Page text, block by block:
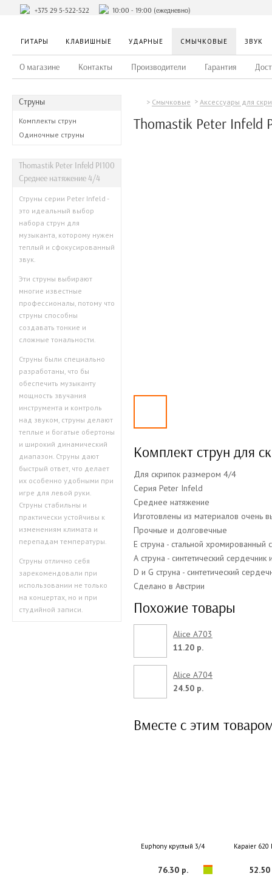
+375 29 5-522-522 10:00 - 19:00 (ежедневно)
ГИТАРЫ КЛАВИШНЫЕ УДАРНЫЕ СМЫЧКОВЫЕ ЗВУК
О магазине Контакты Производители Гарантия
Струны
Комплекты струн
Одиночные струны
Thomastik Peter Infeld PI100
Среднее натяжение 4/4
Струны серии Peter Infeld -
это идеальный выбор
набора струн для
музыканта, которому нужен
теплый и сфокусированный
звук.
Эти струны выбирают
многие известные
профессионалы, потому что
струны способны
создавать тонкие и
сложные тональности.
Струны были специально
разработаны, что бы
обеспечить музыканту
мощность звучания
инструмента и контроль
над звуком, струны делают
теплые и богатые обертоны
и широкий динамический
диапазон. Струны дают
быстрый ответ, что делает
их особенно удобными при
игре для левой руки.
Струны стабильны и
практически устойчивы к
изменениям климата и
перепадам температуры.
Струны отлично себя
зарекомендовали при
использовании не только
на концертах, но и при
студийной записи.
Смычковые Аксессуары для
Thomastik Peter Infeld
Комплект струн для
Для скрипок размером 4/4
Серия Peter Infeld
Среднее натяжение
Изготовлены из материалов очень
Прочные и долговечные
Е струна - стальной
А струна - синтетический
D и G струна - синтетический
Сделано в Австрии
Похожие товары
Alice A703
11.20 р.
Alice A704
24.50 р.
Вместе с этим
Euphony круглый 3/4
76.30 р.
Kapaier 620
52.50